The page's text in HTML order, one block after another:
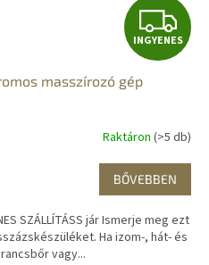
I
N
Y
E
N
E
INGYENES
masszírozó gép
Raktáron (>5 db)
BŐVEBBEN
SZÁLLÍTÁSS jár Ismerje meg ezt
Ha izom-, hát- és
vagy...